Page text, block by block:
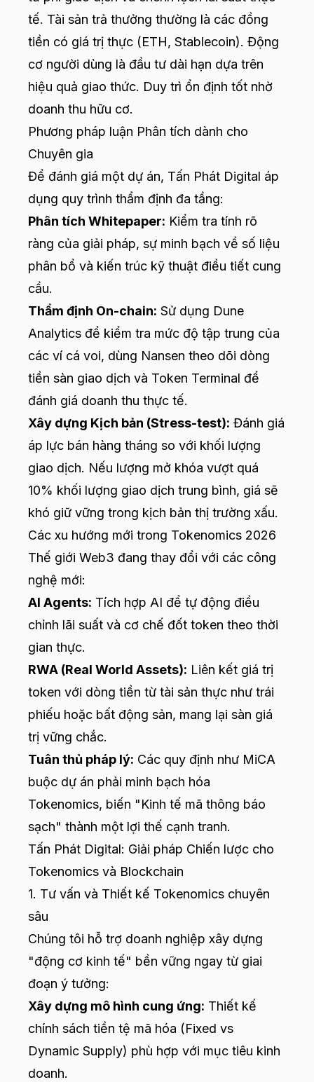
tế. Tài sản trả thưởng thường là các đồng
tiền có giá trị thực (ETH, Stablecoin). Động
cơ người dùng là đầu tư dài hạn dựa trên
hiệu quả giao thức. Duy trì ổn định tốt nhờ
doanh thu hữu cơ.
Phương pháp luận Phân tích dành cho
Chuyên gia
Để đánh giá một dự án, Tấn Phát Digital áp
dụng quy trình thẩm định đa tầng:
Phân tích Whitepaper: Kiểm tra tính rõ
ràng của giải pháp, sự minh bạch về số liệu
phân bổ và kiến trúc kỹ thuật điều tiết cung
cầu.
Thẩm định On-chain: Sử dụng Dune
Analytics để kiểm tra mức độ tập trung của
các ví cá voi, dùng Nansen theo dõi dòng
tiền sàn giao dịch và Token Terminal để
đánh giá doanh thu thực tế.
Xây dựng Kịch bản (Stress-test): Đánh giá
áp lực bán hàng tháng so với khối lượng
giao dịch. Nếu lượng mở khóa vượt quá
10% khối lượng giao dịch trung bình, giá sẽ
khó giữ vững trong kịch bản thị trường xấu.
Các xu hướng mới trong Tokenomics 2026
Thế giới Web3 đang thay đổi với các công
nghệ mới:
AI Agents: Tích hợp AI để tự động điều
chỉnh lãi suất và cơ chế đốt token theo thời
gian thực.
RWA (Real World Assets): Liên kết giá trị
token với dòng tiền từ tài sản thực như trái
phiếu hoặc bất động sản, mang lại sàn giá
trị vững chắc.
Tuân thủ pháp lý: Các quy định như MiCA
buộc dự án phải minh bạch hóa
Tokenomics, biến "Kinh tế mã thông báo
sạch" thành một lợi thế cạnh tranh.
Tấn Phát Digital: Giải pháp Chiến lược cho
Tokenomics và Blockchain
1. Tư vấn và Thiết kế Tokenomics chuyên
sâu
Chúng tôi hỗ trợ doanh nghiệp xây dựng
"động cơ kinh tế" bền vững ngay từ giai
đoạn ý tưởng:
Xây dựng mô hình cung ứng: Thiết kế
chính sách tiền tệ mã hóa (Fixed vs
Dynamic Supply) phù hợp với mục tiêu kinh
doanh.